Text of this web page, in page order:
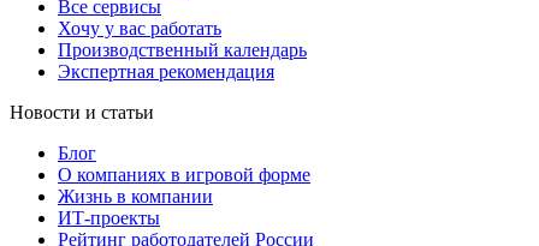
Все сервисы
Хочу у вас работать
Производственный календарь
Экспертная рекомендация
Новости и статьи
Блог
О компаниях в игровой форме
Жизнь в компании
ИТ-проекты
Рейтинг работодателей России